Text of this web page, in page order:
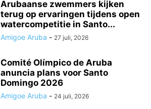
Arubaanse zwemmers kijken
terug op ervaringen tijdens open
watercompetitie in Santo...
Amigoe Aruba - 27 juli, 2026
Comité Olímpico de Aruba
anuncia plans voor Santo
Domingo 2026
Amigoe Aruba - 24 juli, 2026